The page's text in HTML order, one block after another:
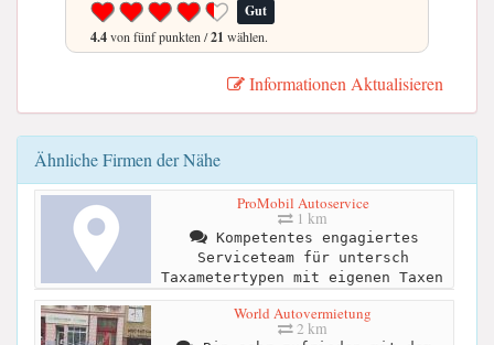
Gut
4.4von fünf punkten /21 wählen.
Informationen Aktualisieren
Ähnliche Firmen der Nähe
ProMobil Autoservice
1 km
Kompetentes engagiertes
Serviceteam für untersch
Taxametertypen mit eigenen Taxen
World Autovermietung
2 km